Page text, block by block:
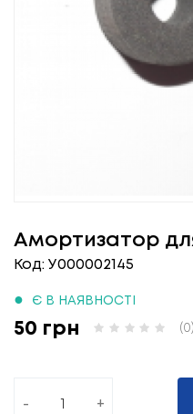
Амортизатор
Код: У000002145
● Є В НАЯВНОСТІ
50 грн (0)
- +